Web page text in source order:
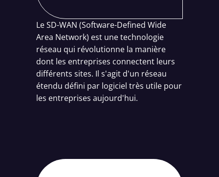
Le SD-WAN (Software-Defined Wide
Area Network) est une technologie
réseau qui révolutionne la manière
dont les entreprises connectent leurs
différents sites. Il s'agit d'un réseau
étendu défini par logiciel très utile pour
les entreprises aujourd'hui.